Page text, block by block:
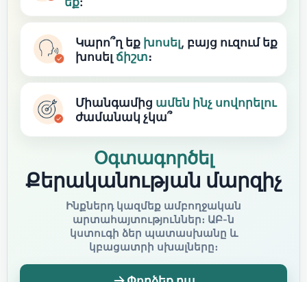
Կարո՞ղ եք խոսել, բայց ուզում եք
խոսել ճիշտ։
Միանգամից ամեն ինչ սովորելու
ժամանակ չկա՞
Օգտագործել
Քերականության մարզիչ
Ինքներդ կազմեք ամբողջական
արտահայտություններ։ ԱԲ-ն
կստուգի ձեր պատասխանը և
կբացատրի սխալները։